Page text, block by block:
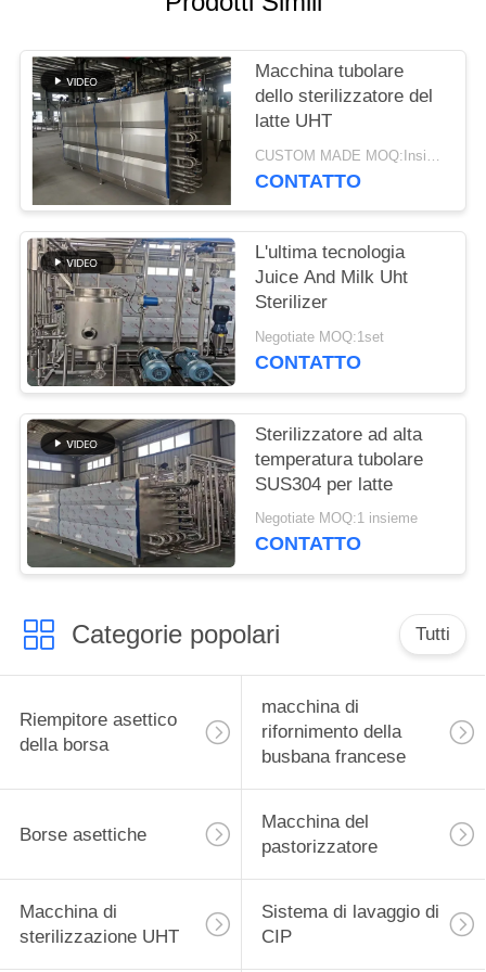
DEL
SITO
PRIVACY
POLICY
Macchina tubolare
dello sterilizzatore del
latte UHT
CUSTOM MADE MOQ:Insiemi 1
CONTATTO
L'ultima tecnologia
Juice And Milk Uht
Sterilizer
Negotiate MOQ:1set
CONTATTO
Sterilizzatore ad alta
temperatura tubolare
SUS304 per latte
Negotiate MOQ:1 insieme
CONTATTO
Categorie popolari Tutti
Riempitore asettico
della borsa
macchina di
rifornimento della
busbana francese
Borse asettiche
Macchina del
pastorizzatore
Macchina di
sterilizzazione UHT
Sistema di lavaggio di
CIP